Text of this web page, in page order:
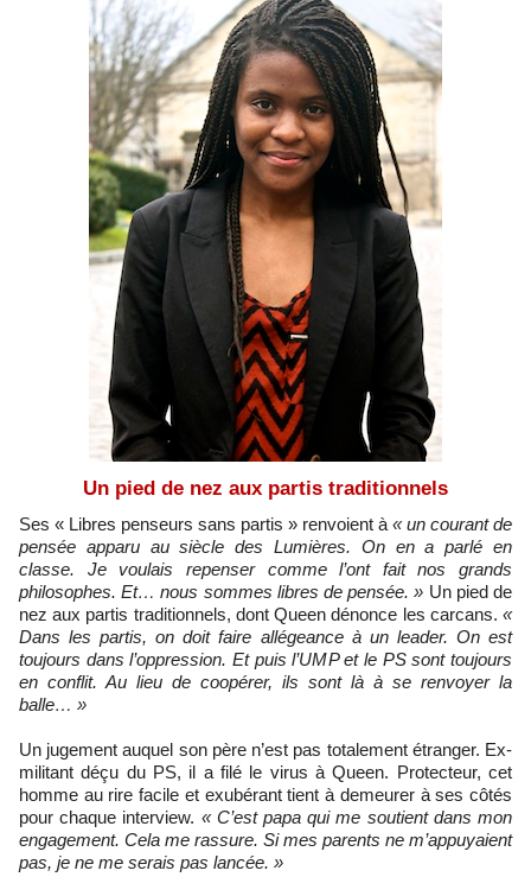
Un pied de nez aux partis traditionnels
Ses « Libres penseurs sans partis » renvoient à « un courant de
pensée apparu au siècle des Lumières. On en a parlé en
classe. Je voulais repenser comme l’ont fait nos grands
philosophes. Et… nous sommes libres de pensée. » Un pied de
nez aux partis traditionnels, dont Queen dénonce les carcans. «
Dans les partis, on doit faire allégeance à un leader. On est
toujours dans l’oppression. Et puis l’UMP et le PS sont toujours
en conflit. Au lieu de coopérer, ils sont là à se renvoyer la
balle… »
Un jugement auquel son père n’est pas totalement étranger. Ex-
militant déçu du PS, il a filé le virus à Queen. Protecteur, cet
homme au rire facile et exubérant tient à demeurer à ses côtés
pour chaque interview. « C’est papa qui me soutient dans mon
engagement. Cela me rassure. Si mes parents ne m’appuyaient
pas, je ne me serais pas lancée. »